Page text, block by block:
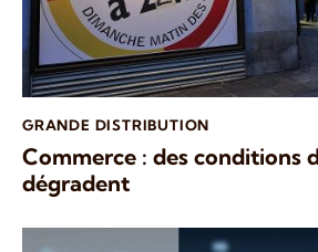
GRANDE DISTRIBUTION
Commerce : des conditions
dégradent